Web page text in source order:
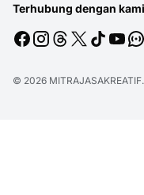
Terhubung dengan kami
© 2026 MITRAJASAKREATIF